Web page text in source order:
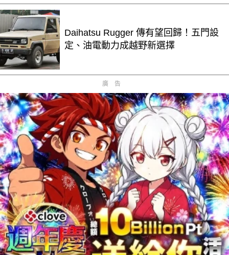
Daihatsu Rugger 傳有望回歸！五門設
定、油電動力成越野新選擇
廣告